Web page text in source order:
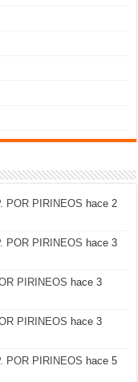
POR PIRINEOS hace 2
POR PIRINEOS hace 3
PIRINEOS hace 3
PIRINEOS hace 3
POR PIRINEOS hace 5